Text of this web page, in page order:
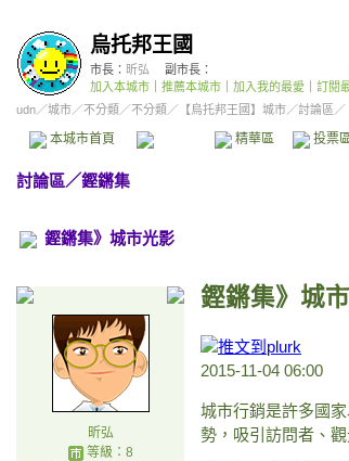
烏托邦王國
市長： 昕弘
副市長：
加入本城市
推薦本城市 加入我的最愛
訂閱
udn／城市／不分類 ／不分類 ／ 【烏托邦王國】城市／討論區／
本城市首頁 精華區 投票
討論區／鏗鏘集
鏗鏘集》城市光影
昕弘
等級：8
鏗鏘集》城
2015-11-04 06:00
城市行銷是許多國
勢，吸引訪問者、